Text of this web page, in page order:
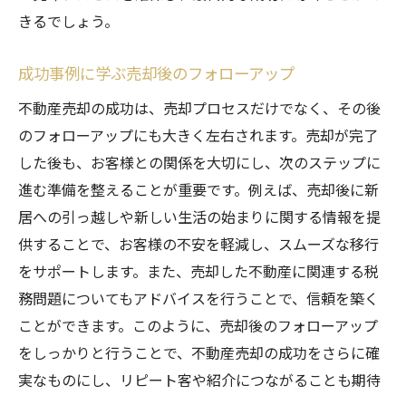
きるでしょう。
成功事例に学ぶ売却後のフォローアップ
不動産売却の成功は、売却プロセスだけでなく、その後
のフォローアップにも大きく左右されます。売却が完了
した後も、お客様との関係を大切にし、次のステップに
進む準備を整えることが重要です。例えば、売却後に新
居への引っ越しや新しい生活の始まりに関する情報を提
供することで、お客様の不安を軽減し、スムーズな移行
をサポートします。また、売却した不動産に関連する税
務問題についてもアドバイスを行うことで、信頼を築く
ことができます。このように、売却後のフォローアップ
をしっかりと行うことで、不動産売却の成功をさらに確
実なものにし、リピート客や紹介につながることも期待